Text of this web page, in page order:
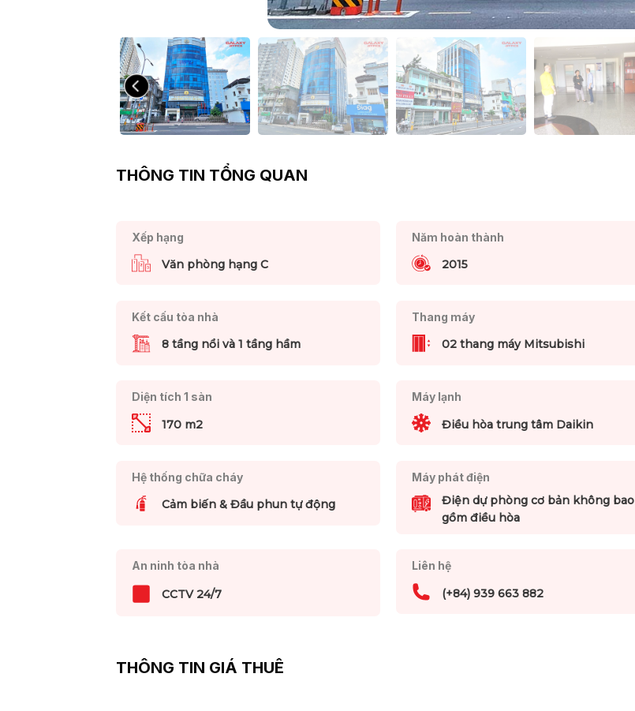
THÔNG TIN TỔNG QUAN
Xếp hạng
Văn phòng hạng C
Năm hoàn thành
2015
Kết cấu tòa nhà
8 tầng nổi và 1 tầng hầm
Thang máy
02 thang máy Mitsubishi
Diện tích 1 sàn
170 m2
Máy lạnh
Điều hòa trung tâm Daikin
Hệ thống chữa cháy
Cảm biến & Đầu phun tự động
Máy phát điện
Điện dự phòng cơ bản không bao
gồm điều hòa
An ninh tòa nhà
CCTV 24/7
Liên hệ
(+84) 939 663 882
THÔNG TIN GIÁ THUÊ